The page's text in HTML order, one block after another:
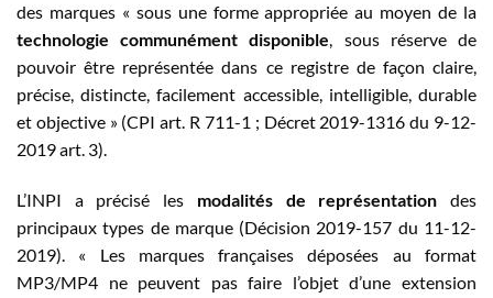
des marques « sous une forme appropriée au moyen de la
technologie communément disponible, sous réserve de
pouvoir être représentée dans ce registre de façon claire,
précise, distincte, facilement accessible, intelligible, durable
et objective » (CPI art. R 711-1 ; Décret 2019-1316 du 9-12-
2019 art. 3).
L’INPI a précisé les modalités de représentation des
principaux types de marque (Décision 2019-157 du 11-12-
2019). « Les marques françaises déposées au format
MP3/MP4 ne peuvent pas faire l’objet d’une extension